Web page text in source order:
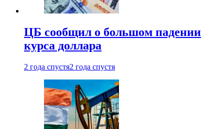
ЦБ сообщил о большом падении
курса доллара
2 года спустя2 года спустя